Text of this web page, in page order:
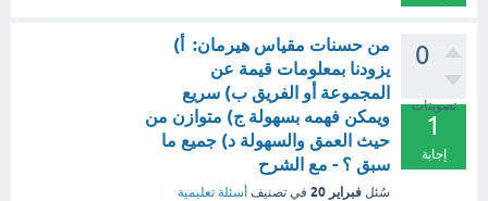
0
تصويتات
1
إجابة
من حسنات مقياس هيرمان: أ)
يزودنا بمعلومات قيمة عن
المجموعة أو الفريق ب) سريع
ويمكن فهمه بسهولة ج) متوازن من
حيث العمق والسهولة د) جميع ما
سبق ؟ - مع الشرح
سُئل فبراير 20 في تصنيف أسئلة تعليمية